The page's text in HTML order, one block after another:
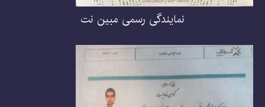
نمایندگی رسمی مبین نت